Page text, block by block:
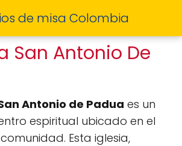
de misa Colombia
San Antonio De
Antonio de Padua es un
espiritual ubicado en el
Esta iglesia,